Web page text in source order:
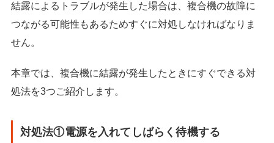
結露によるトラブルが発生した場合は、複合機の故障に
つながる可能性もあるためすぐに対処しなければなりま
せん。
本章では、複合機に結露が発生したときにすぐできる対
処法を3つご紹介します。
対処法①電源を入れてしばらく待機する